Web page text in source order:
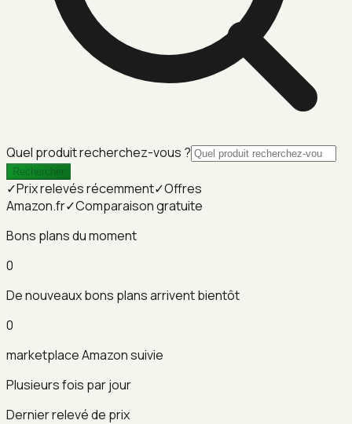
Quel produit recherchez-vous ?
Rechercher
✓Prix relevés récemment✓Offres
Amazon.fr✓Comparaison gratuite
Bons plans du moment
0
De nouveaux bons plans arrivent bientôt
0
marketplace Amazon suivie
Plusieurs fois par jour
Dernier relevé de prix